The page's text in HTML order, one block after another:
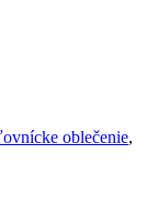
oblečenie,